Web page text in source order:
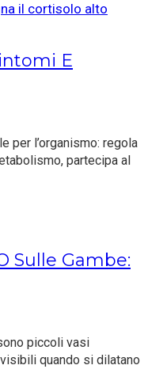
E
per l’organismo: regola
partecipa al
Sulle Gambe:
piccoli vasi
quando si dilatano